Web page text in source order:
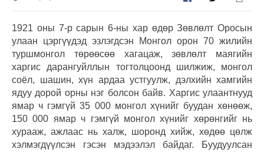
1921 оны 7-р сарын 6-ны хар өдөр Зөвлөлт Оросын
улаан цэргүүдэд эзлэгдсэн Монгол орон 70 жилийн
туршмонгол төрөөсөө хагацаж, зөвлөлт маягийн
харгис дарангуйллын тогтолцоонд шилжиж, монгол
соёл, шашин, хүн ардаа устгуулж, дэлхийн хамгийн
ядуу дорой орны нэг болсон байв. Харгис улаантнууд
ямар ч гэмгүй 35 000 монгол хүнийг буудан хөнөөж,
150 000 ямар ч гэмгүй монгол хүнийг хөрөнгийг нь
хурааж, ажлаас нь халж, шоронд хийж, хөдөө цөлж
хэлмэгдүүлсэн гэсэн мэдээлэл байдаг. Буудуулсан